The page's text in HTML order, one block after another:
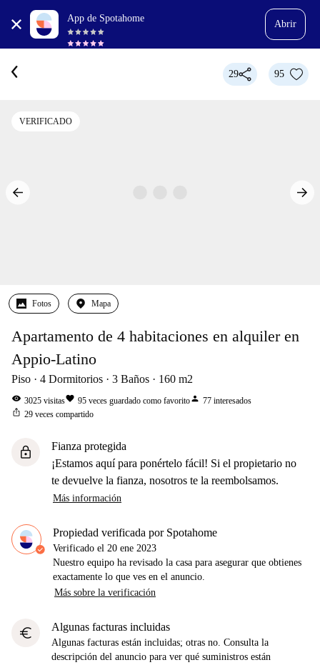
App de Spotahome
Abrir
29 95
VERIFICADO
Fotos Mapa
Apartamento de 4 habitaciones en alquiler en
Appio-Latino
Piso 4 Dormitorios 3 Baños 160 m2
visibility 3025 visitasfavorite 95 veces guardado como favoritoperson 77 interesados
ios_share 29 veces compartido
lock
Fianza protegida
¡Estamos aquí para ponértelo fácil! Si el propietario no
te devuelve la fianza, nosotros te la reembolsamos.
Más información
Propiedad verificada por Spotahome
Verificado el 20 ene 2023
Nuestro equipo ha revisado la casa para asegurar que obtienes
exactamente lo que ves en el anuncio.
Más sobre la verificación
euro Algunas facturas incluidas
Algunas facturas están incluidas; otras no. Consulta la
descripción del anuncio para ver qué suministros están